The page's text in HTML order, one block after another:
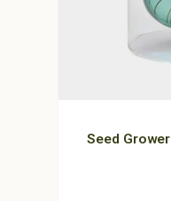
אגרטל אבוקדו מנביט Seed Grower